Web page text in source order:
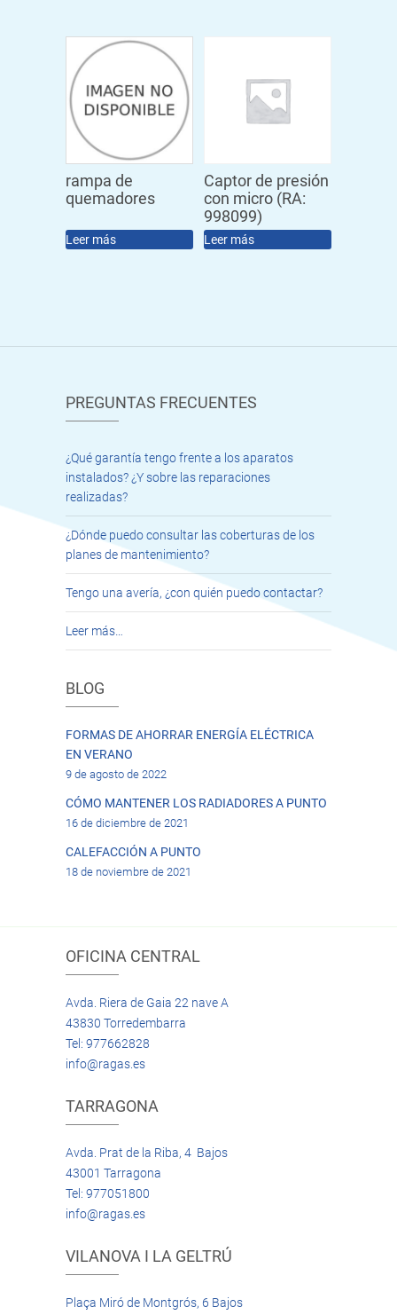
rampa de
quemadores
Leer más
Captor de presión
con micro (RA:
998099)
Leer más
PREGUNTAS FRECUENTES
¿Qué garantía tengo frente a los aparatos
instalados? ¿Y sobre las reparaciones
realizadas?
¿Dónde puedo consultar las coberturas de los
planes de mantenimiento?
Tengo una avería, ¿con quién puedo contactar?
Leer más…
BLOG
FORMAS DE AHORRAR ENERGÍA ELÉCTRICA
EN VERANO
9 de agosto de 2022
CÓMO MANTENER LOS RADIADORES A PUNTO
16 de diciembre de 2021
CALEFACCIÓN A PUNTO
18 de noviembre de 2021
OFICINA CENTRAL
Avda. Riera de Gaia 22 nave A
43830 Torredembarra
Tel: 977662828
info@ragas.es
TARRAGONA
Avda. Prat de la Riba, 4 Bajos
43001 Tarragona
Tel: 977051800
info@ragas.es
VILANOVA I LA GELTRÚ
Plaça Miró de Montgrós, 6 Bajos